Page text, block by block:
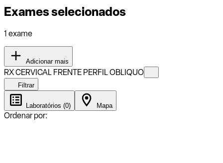
Exames selecionados
1 exame
Adicionar mais
RX CERVICAL FRENTE PERFIL OBLIQUO
Filtrar
Laboratórios (0) Mapa
Ordenar por: